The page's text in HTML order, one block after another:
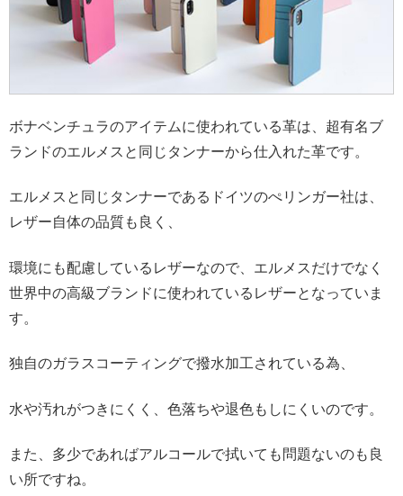
ボナベンチュラのアイテムに使われている革は、超有名ブ
ランドのエルメスと同じタンナーから仕入れた革です。
エルメスと同じタンナーであるドイツのぺリンガー社は、
レザー自体の品質も良く、
環境にも配慮しているレザーなので、エルメスだけでなく
世界中の高級ブランドに使われているレザーとなっていま
す。
独自のガラスコーティングで撥水加工されている為、
水や汚れがつきにくく、色落ちや退色もしにくいのです。
また、多少であればアルコールで拭いても問題ないのも良
い所ですね。